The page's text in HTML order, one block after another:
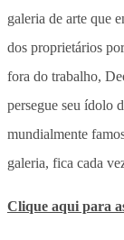
galeria de arte que
dos proprietários
fora do trabalho,
persegue seu ídolo
mundialmente
galeria, fica cada
Clique aqui para